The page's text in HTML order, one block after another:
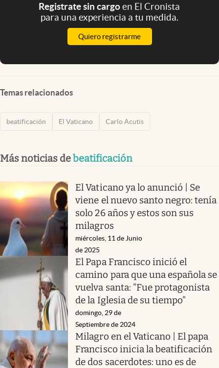
Registrate sin cargoen El Cronista
para una experiencia a tu medida.
Quiero registrarme
Temas relacionados
beatificación El Vaticano Carlo Acutis
Más noticias debeatificación
El Vaticano ya lo anunció | Se
viene el nuevo santo negro: tenía
solo 26 años y estos son sus
milagros
miércoles, 11 de Junio
de 2025
El Papa Francisco inició el
camino para que una española se
vuelva santa: "Fue protagonista
de la Iglesia de su tiempo"
domingo, 29 de
Septiembre de 2024
Milagro en el Vaticano | El papa
Francisco inicia la beatificación
de dos sacerdotes: uno es de